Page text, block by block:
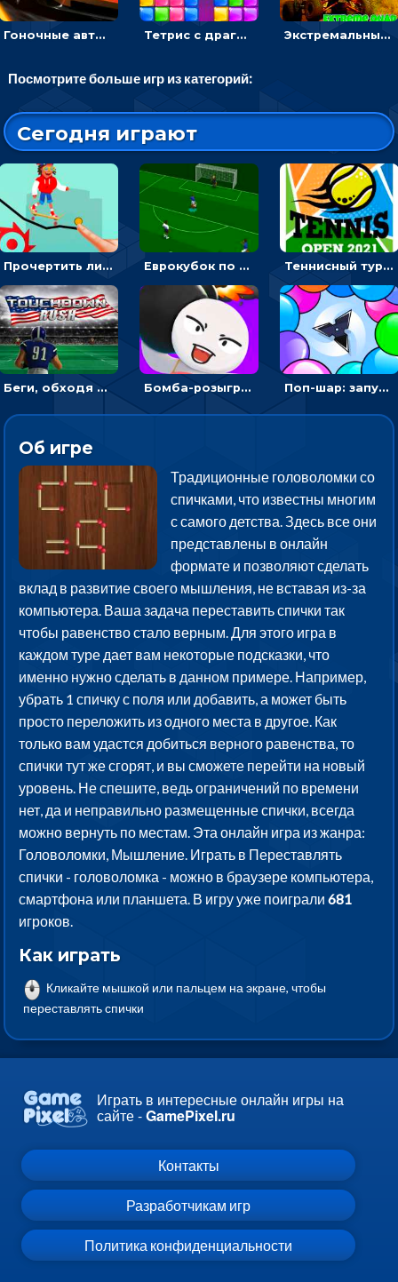
Гоночные авто в пазлах: разбей картинку и собери снова Тетрис с драгоценными камнями: расставляй блоки, чтобы получить линию - головоломка Экстремальные пазлы с квадроциклами: собирать крутые тачки
Посмотрите больше игр из категорий:
Сегодня играют
Прочертить линию, чтобы проехать на скейте, через преграды к финишу - для мальчиков Еврокубок по футболу 2021 в 3D: пасуй мяч и бей по воротам соперника Теннисный турнир: подавать или отбивать шарик ракеткой
Беги, обходя соперников и собирай бонусы - американский футбол Бомба-розыгрыш: передавай и беги – 3D гиперказуалка Поп-шар: запускать колючку, чтобы лопать воздушные шарики
Об игре
Традиционные головоломки со
спичками, что известны многим
с самого детства. Здесь все они
представлены в онлайн
формате и позволяют сделать
вклад в развитие своего мышления, не вставая из-за
компьютера. Ваша задача переставить спички так
чтобы равенство стало верным. Для этого игра в
каждом туре дает вам некоторые подсказки, что
именно нужно сделать в данном примере. Например,
убрать 1 спичку с поля или добавить, а может быть
просто переложить из одного места в другое. Как
только вам удастся добиться верного равенства, то
спички тут же сгорят, и вы сможете перейти на новый
уровень. Не спешите, ведь ограничений по времени
нет, да и неправильно размещенные спички, всегда
можно вернуть по местам. Эта онлайн игра из жанра:
Головоломки, Мышление. Играть в Переставлять
спички - головоломка - можно в браузере компьютера,
смартфона или планшета. В игру уже поиграли681
игроков.
Как играть
Кликайте мышкой или пальцем на экране, чтобы
переставлять спички
Играть в интересные онлайн игры на
сайте -GamePixel.ru
Контакты
Разработчикам игр
Политика конфиденциальности